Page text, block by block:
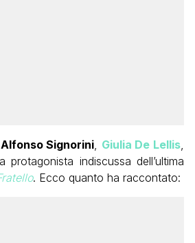
Alfonso Signorini, Giulia De Lellis,
indiscussa dell’ultima
. Ecco quanto ha raccontato: